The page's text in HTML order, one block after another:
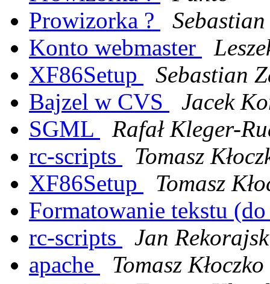
Prowizorka ?
Konto webmaster
XF86Setup
Sebastian
Bajzel w CVS
Jacek
SGML
Rafał Kleger-
rc-scripts
Tomasz
XF86Setup
Tomasz
Formatowanie tekstu
rc-scripts
Jan
apache
Tomasz Kłoczko